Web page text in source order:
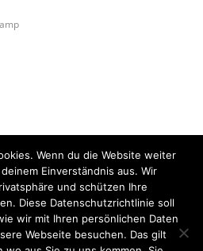
von 4) in Ürzig / Ortsteil Ürziger Höhe
Wenn du die Website weiter
Einverständnis aus. Wir
und schützen Ihre
Diese Datenschutzrichtlinie soll
wir mit Ihren persönlichen Daten
Webseite besuchen. Das gilt